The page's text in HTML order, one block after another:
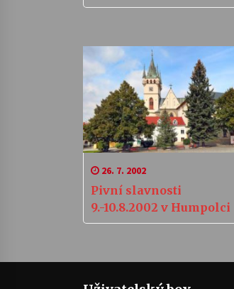
26. 7. 2002
Pivní slavnosti
9.-10.8.2002 v Humpolci